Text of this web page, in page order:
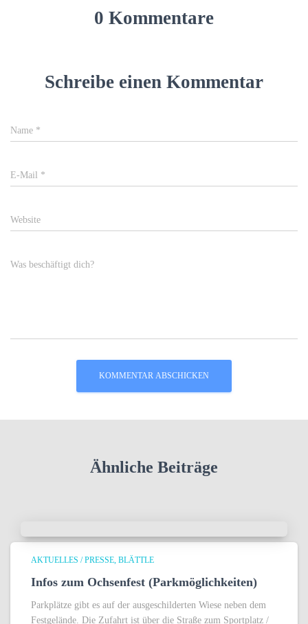
0 Kommentare
Schreibe einen Kommentar
Name *
E-Mail *
Website
Was beschäftigt dich?
Ähnliche Beiträge
AKTUELLES / PRESSE BLÄTTLE
Infos zum Ochsenfest (Parkmöglichkeiten)
Parkplätze gibt es auf der ausgeschilderten Wiese neben dem
Festgelände. Die Zufahrt ist über die Straße zum Sportplatz /